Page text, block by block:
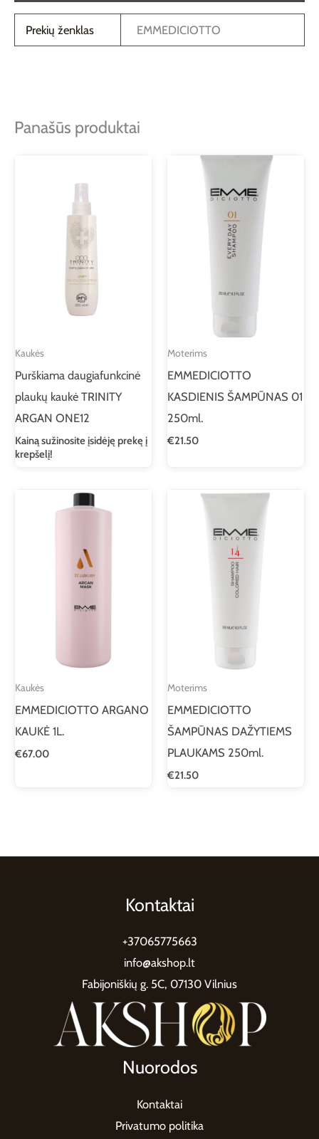
Prekių ženklas EMMEDICIOTTO
Panašūs produktai
Kaukės
Purškiama daugiafunkcinė
plaukų kaukė TRINITY
ARGAN ONE12
Kainą sužinosite įsidėję prekę į
krepšelį!
Moterims
EMMEDICIOTTO
KASDIENIS ŠAMPŪNAS 01
250ml.
€21.50
Kaukės
EMMEDICIOTTO ARGANO
KAUKĖ 1L.
€67.00
Moterims
EMMEDICIOTTO
ŠAMPŪNAS DAŽYTIEMS
PLAUKAMS 250ml.
€21.50
Kontaktai
+37065775663
info@akshop.lt
Fabijoniškių g. 5C, 07130 Vilnius
Nuorodos
Kontaktai
Privatumo politika